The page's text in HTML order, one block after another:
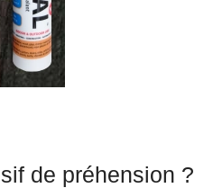
de préhension ?